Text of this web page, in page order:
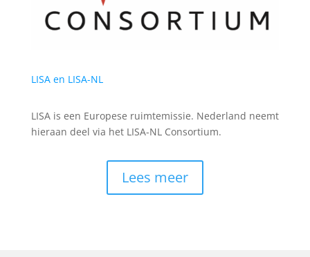
LISA en LISA-NL
LISA is een Europese ruimtemissie. Nederland neemt
hieraan deel via het LISA-NL Consortium.
Lees meer